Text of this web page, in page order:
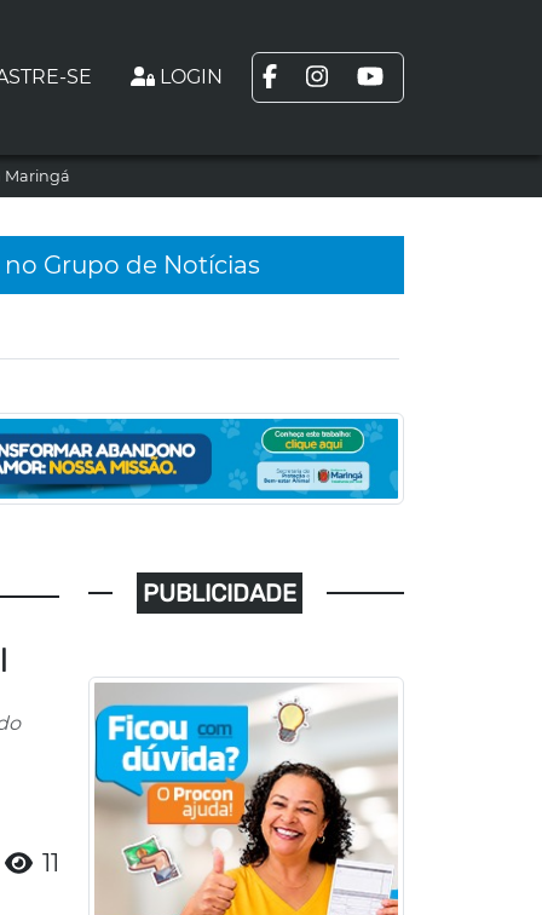
SE LOGIN
Maringá
Grupo de Notícias
11
PUBLICIDADE